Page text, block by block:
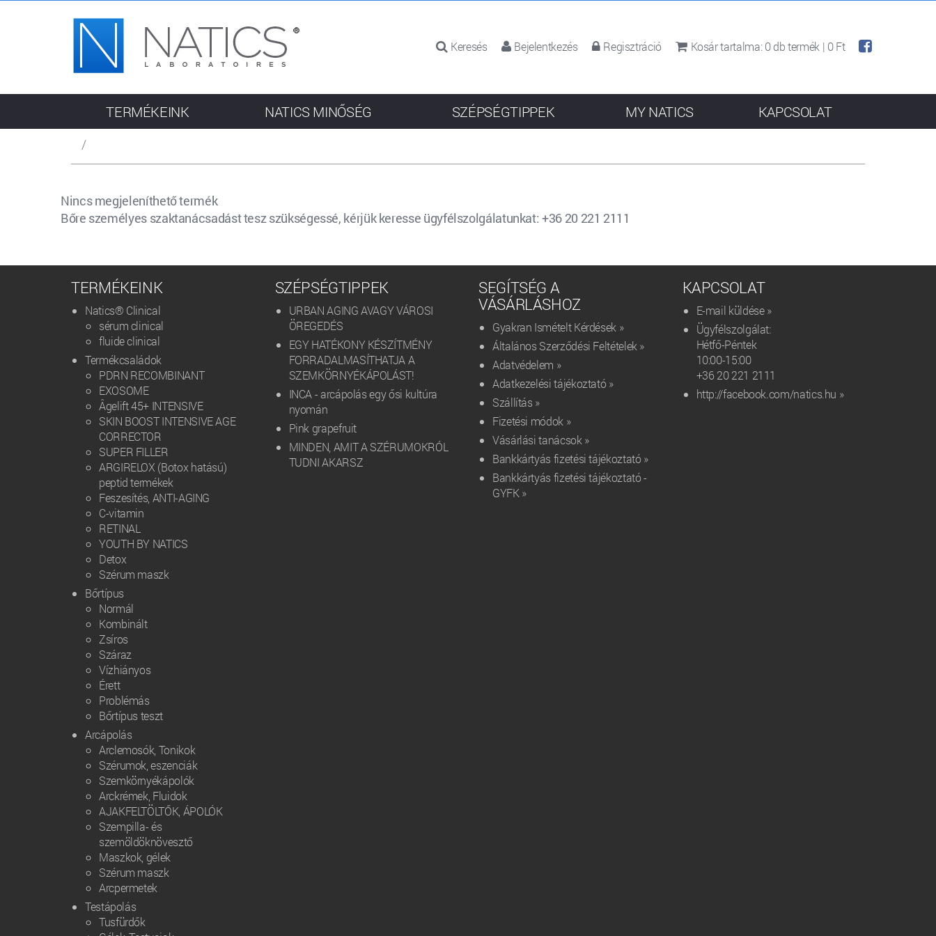
Keresés Bejelentkezés Regisztráció Kosár tartalma:0db termék | 0 Ft
/
Nincs megjeleníthető termék
Bőre személyes szaktanácsadást tesz szükségessé, kérjük keresse ügyfélszolgálatunkat: +36 20 221 2111
TERMÉKEINK NATICS MINŐSÉG SZÉPSÉGTIPPEK MY NATICS KAPCSOLAT
TERMÉKEINK
Natics® Clinical
sérum clinical
fluide clinical
Termékcsaládok
PDRN RECOMBINANT
EXOSOME
Âgelift 45+ INTENSIVE
SKIN BOOST INTENSIVE AGE
CORRECTOR
SUPER FILLER
ARGIRELOX (Botox hatású)
peptid termékek
Feszesítés, ANTI-AGING
C-vitamin
RETINAL
YOUTH BY NATICS
Detox
Szérum maszk
Bőrtípus
Normál
Kombinált
Zsíros
Száraz
Vízhiányos
Érett
Problémás
Bőrtípus teszt
Arcápolás
Arclemosók, Tonikok
Szérumok, eszenciák
Szemkörnyékápolók
Arckrémek, Fluidok
AJAKFELTÖLTŐK, ÁPOLÓK
Szempilla- és
szemöldöknövesztő
Maszkok, gélek
Szérum maszk
Arcpermetek
Testápolás
Tusfürdők
SZÉPSÉGTIPPEK
URBAN AGING AVAGY VÁROSI
ÖREGEDÉS
EGY HATÉKONY KÉSZÍTMÉNY
FORRADALMASÍTHATJA A
SZEMKÖRNYÉKÁPOLÁST!
INCA - arcápolás egy ősi kultúra
nyomán
Pink grapefruit
MINDEN, AMIT A SZÉRUMOKRÓL
TUDNI AKARSZ
SEGÍTSÉG A
VÁSÁRLÁSHOZ
Gyakran Ismételt Kérdések »
Általános Szerződési Feltételek »
Adatvédelem »
Adatkezelési tájékoztató »
Szállítás »
Fizetési módok »
Vásárlási tanácsok »
Bankkártyás fizetési tájékoztató »
Bankkártyás fizetési tájékoztató -
GYFK »
KAPCSOLAT
E-mail küldése »
Ügyfélszolgálat:
Hétfő-Péntek
10:00-15:00
+36 20 221 2111‬
http://facebook.com/natics.hu »